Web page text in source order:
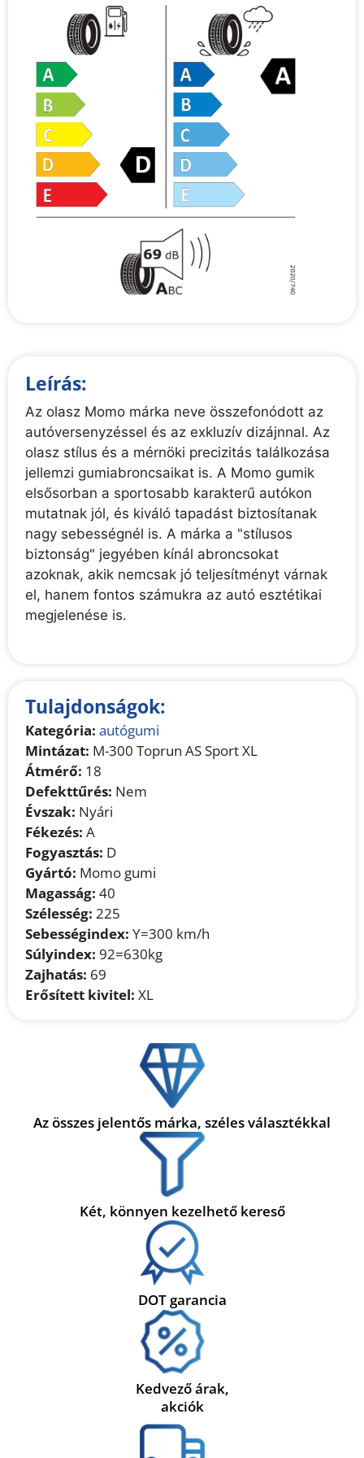
Leírás:
Az olasz Momo márka neve összefonódott az
autóversenyzéssel és az exkluzív dizájnnal. Az
olasz stílus és a mérnöki precizitás találkozása
jellemzi gumiabroncsaikat is. A Momo gumik
elsősorban a sportosabb karakterű autókon
mutatnak jól, és kiváló tapadást biztosítanak
nagy sebességnél is. A márka a "stílusos
biztonság" jegyében kínál abroncsokat
azoknak, akik nemcsak jó teljesítményt várnak
el, hanem fontos számukra az autó esztétikai
megjelenése is.
Tulajdonságok:
Kategória: autógumi
Mintázat: M-300 Toprun AS Sport XL
Átmérő: 18
Defekttűrés: Nem
Évszak: Nyári
Fékezés: A
Fogyasztás: D
Gyártó: Momo gumi
Magasság: 40
Szélesség: 225
Sebességindex: Y=300 km/h
Súlyindex: 92=630kg
Zajhatás: 69
Erősített kivitel: XL
Az összes jelentős márka, széles választékkal
Két, könnyen kezelhető kereső
DOT garancia
Kedvező árak,
akciók